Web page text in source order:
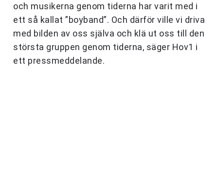
och musikerna genom tiderna har varit med i
ett så kallat ”boyband”. Och därför ville vi driva
med bilden av oss själva och klä ut oss till den
största gruppen genom tiderna, säger Hov1 i
ett pressmeddelande.